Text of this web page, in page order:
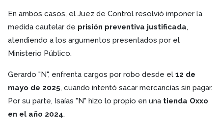
En ambos casos, el Juez de Control resolvió imponer la
medida cautelar de prisión preventiva justificada,
atendiendo a los argumentos presentados por el
Ministerio Público.
Gerardo "N", enfrenta cargos por robo desde el 12 de
mayo de 2025, cuando intentó sacar mercancías sin pagar.
Por su parte, Isaías "N" hizo lo propio en una tienda Oxxo
en el año 2024.